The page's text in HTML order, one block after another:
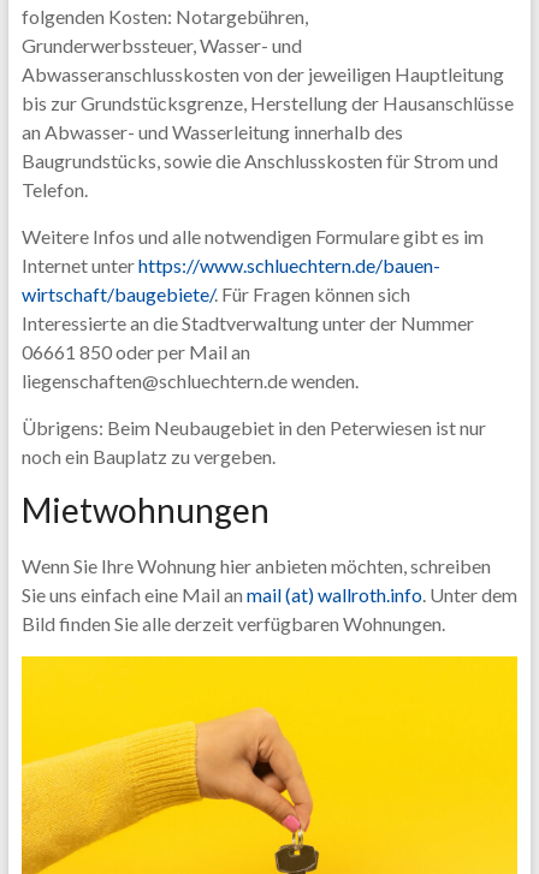
folgenden Kosten: Notargebühren,
Grunderwerbssteuer, Wasser- und
Abwasseranschlusskosten von der jeweiligen Hauptleitung
bis zur Grundstücksgrenze, Herstellung der Hausanschlüsse
an Abwasser- und Wasserleitung innerhalb des
Baugrundstücks, sowie die Anschlusskosten für Strom und
Telefon.
Weitere Infos und alle notwendigen Formulare gibt es im
Internet unterhttps://www.schluechtern.de/bauen-
wirtschaft/baugebiete/. Für Fragen können sich
Interessierte an die Stadtverwaltung unter der Nummer
06661 850 oder per Mail an
liegenschaften@schluechtern.de wenden.
Übrigens: Beim Neubaugebiet in den Peterwiesen ist nur
noch ein Bauplatz zu vergeben.
Mietwohnungen
Wenn Sie Ihre Wohnung hier anbieten möchten, schreiben
Sie uns einfach eine Mail an mail (at) wallroth.info. Unter dem
Bild finden Sie alle derzeit verfügbaren Wohnungen.